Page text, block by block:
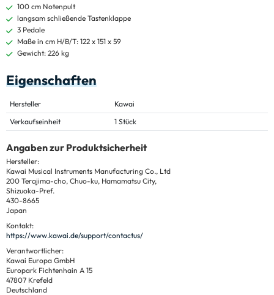
100 cm Notenpult
langsam schließende Tastenklappe
3 Pedale
Maße in cm H/B/T: 122 x 151 x 59
Gewicht: 226 kg
Eigenschaften
Hersteller
Kawai
Verkaufseinheit
1 Stück
Angaben zur Produktsicherheit
Hersteller:
Kawai Musical Instruments Manufacturing Co., Ltd
200 Terajima-cho, Chuo-ku, Hamamatsu City,
Shizuoka-Pref.
430-8665
Japan
Kontakt:
https://www.kawai.de/support/contactus/
Verantwortlicher:
Kawai Europa GmbH
Europark Fichtenhain A 15
47807 Krefeld
Deutschland